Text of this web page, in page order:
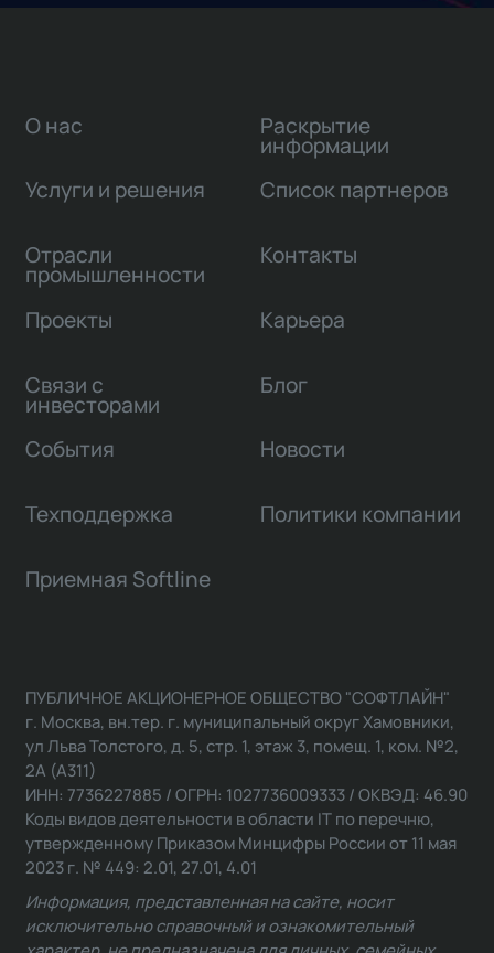
О нас
Услуги и решения
Отрасли
промышленности
Проекты
Связи с
инвесторами
Раскрытие
информации
Список партнеров
Контакты
Карьера
Блог
События Новости
Техподдержка Политики компании
Приемная Softline
ПУБЛИЧНОЕ АКЦИОНЕРНОЕ ОБЩЕСТВО "СОФТЛАЙН"
г. Москва, вн.тер. г. муниципальный округ Хамовники,
ул Льва Толстого, д. 5, стр. 1, этаж 3, помещ. 1, ком. №2,
2А (А311)
ИНН: 7736227885 / ОГРН: 1027736009333 / ОКВЭД: 46.90
Коды видов деятельности в области IT по перечню,
утвержденному Приказом Минцифры России от 11 мая
2023 г. № 449: 2.01, 27.01, 4.01
Информация, представленная на сайте, носит
исключительно справочный и ознакомительный